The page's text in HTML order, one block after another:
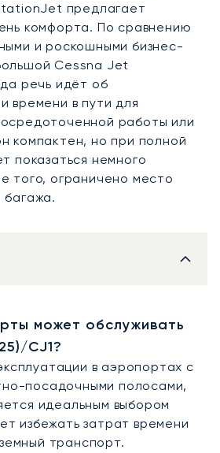
предлагает
комфорта. По сравнению
и роскошными бизнес-
Cessna Jet
речь идёт об
времени в пути для
работы или
компактен, но при полной
показаться немного
того, ограничено место
багажа.
может обслуживать
CJ1?
в аэропортах с
посадочными полосами,
идеальным выбором
избежать затрат времени
транспорт.